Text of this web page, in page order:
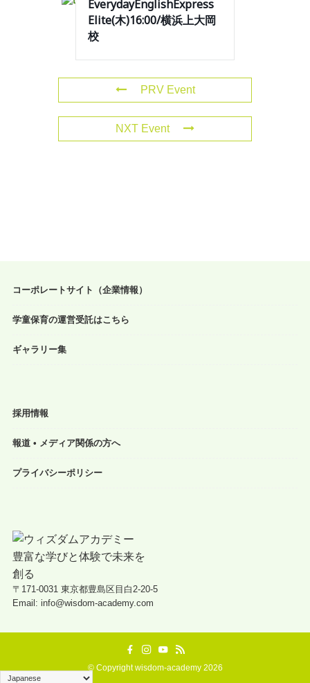
EverydayEnglishExpress
Elite(木)16:00/横浜上大岡
校
PRV Event
NXT Event
コーポレートサイト（企業情報）
学童保育の運営受託はこちら
ギャラリー集
採用情報
報道 • メディア関係の方へ
プライバシーポリシー
〒171-0031 東京都豊島区目白2-20-5
Email: info@wisdom-academy.com
©Copyright wisdom-academy 2026